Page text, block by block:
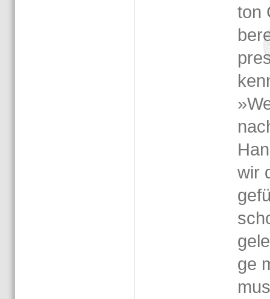
ton
wir
ge